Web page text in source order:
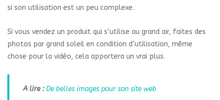
si son utilisation est un peu complexe.
Si vous vendez un produit qui s’utilise au grand air, faites des
photos par grand soleil en condition d’utilisation, même
chose pour la vidéo, cela apportera un vrai plus.
A lire : De belles images pour son site web